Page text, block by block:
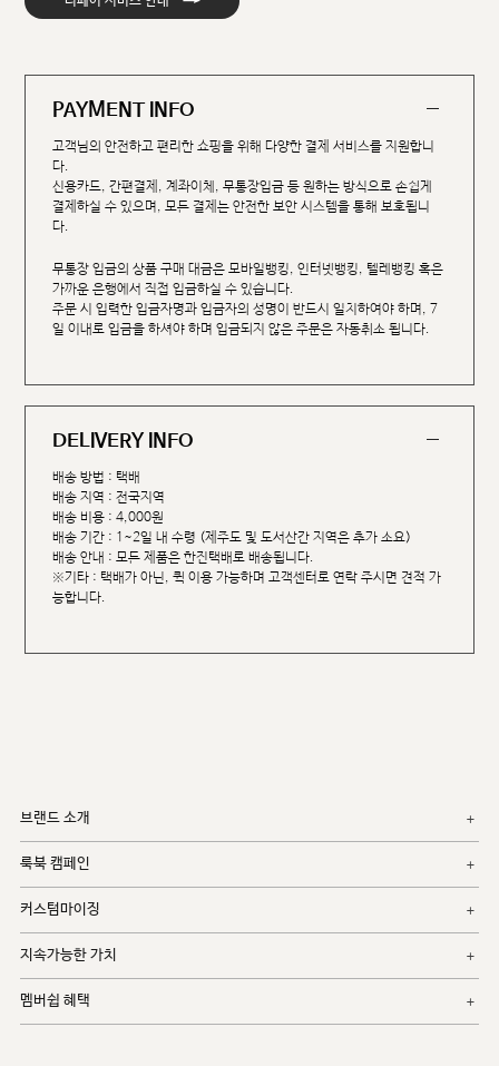
PAYMENT INFO
고객님의 안전하고 편리한 쇼핑을 위해 다양한 결제 서비스를 지원합니
다.
신용카드, 간편결제, 계좌이체, 무통장입금 등 원하는 방식으로 손쉽게
결제하실 수 있으며, 모든 결제는 안전한 보안 시스템을 통해 보호됩니
다.
무통장 입금의 상품 구매 대금은 모바일뱅킹, 인터넷뱅킹, 텔레뱅킹 혹은
가까운 은행에서 직접 입금하실 수 있습니다.
주문 시 입력한 입금자명과 입금자의 성명이 반드시 일치하여야 하며, 7
일 이내로 입금을 하셔야 하며 입금되지 않은 주문은 자동취소 됩니다.
DELIVERY INFO
배송 방법 : 택배
배송 지역 : 전국지역
배송 비용 : 4,000원
배송 기간 : 1~2일 내 수령 (제주도 및 도서산간 지역은 추가 소요)
배송 안내 : 모든 제품은 한진택배로 배송됩니다.
※기타 : 택배가 아닌, 퀵 이용 가능하며 고객센터로 연락 주시면 견적 가
능합니다.
브랜드 소개
룩북 캠페인
커스텀마이징
지속가능한 가치
멤버쉽 혜택